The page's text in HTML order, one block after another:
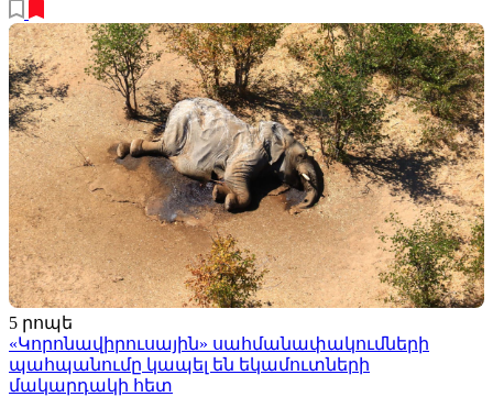
5 րոպե
«Կորոնավիրուսային» սահմանափակումների
պահպանումը կապել են եկամուտների
մակարդակի հետ